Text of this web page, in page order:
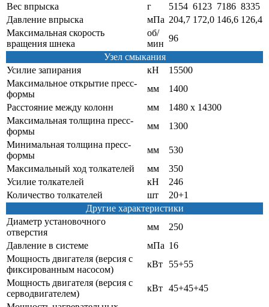
Вес впрыска
г 5154 6123 7186 8335
Давление впрыска
мПа 204,7 172,0 146,6 126,4
Максимальная скорость
вращения шнека
об/
мин
96
Узел смыкания
Усилие запирания
кН
15500
Максимальное открытие пресс-
формы
мм
1400
Расстояние между колонн
мм
1480 х 14300
Максимальная толщина пресс-
формы
мм
1300
Минимальная толщина пресс-
формы
мм
530
Максимальный ход толкателей
мм
350
Усилие толкателей
кН
246
Количество толкателей
шт
20+1
Другие характеристики
Диаметр установочного
отверстия
мм
250
Давление в системе
мПа 16
Мощность двигателя (версия с
фиксированным насосом)
кВт
55+55
Мощность двигателя (версия с
серводвигателем)
кВт 45+45+45